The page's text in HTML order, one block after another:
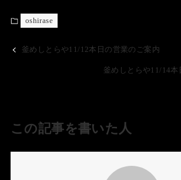
oshirase
釜めしとらや11/12本日の営業のご案内
釜めしとらや11/14本
この記事を書いた人